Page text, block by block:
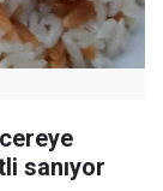
sanıyor